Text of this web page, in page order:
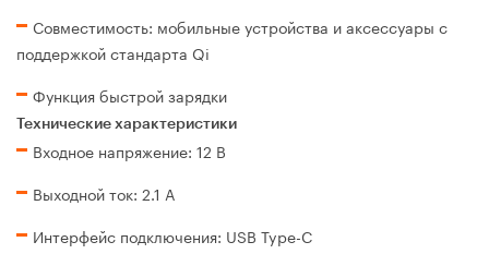
Совместимость: мобильные устройства и аксессуары с
поддержкой стандарта Qi
Функция быстрой зарядки
Технические характеристики
Входное напряжение: 12 В
Выходной ток: 2.1 A
Интерфейс подключения: USB Type-C